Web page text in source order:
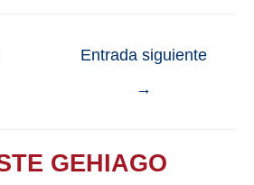
Entrada siguiente
→
GEHIAGO